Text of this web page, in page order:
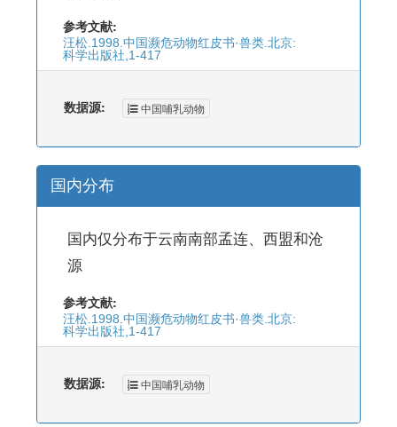
参考文献:
汪松.1998.中国濒危动物红皮书·兽类.北京:
科学出版社,1-417
数据源: 中国哺乳动物
国内分布
国内仅分布于云南南部孟连、西盟和沧
源
参考文献:
汪松.1998.中国濒危动物红皮书·兽类.北京:
科学出版社,1-417
数据源: 中国哺乳动物